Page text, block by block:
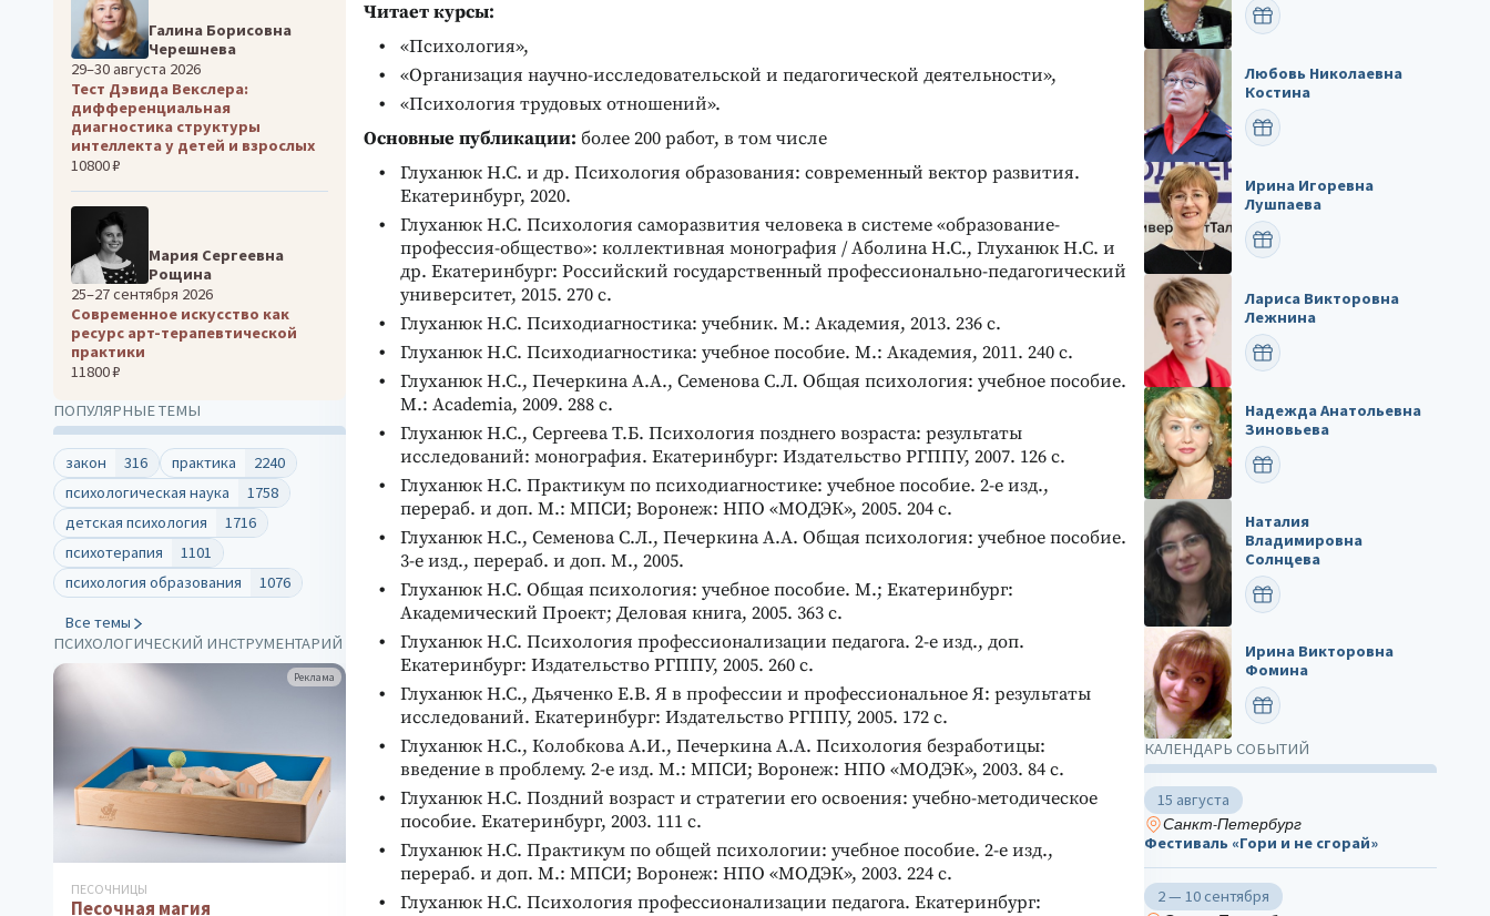
Читает курсы:
«Психология»,
«Организация научно-исследовательской и педагогической деятельности»,
«Психология трудовых отношений».
Основные публикации: более 200 работ, в том числе
Глуханюк Н.С. и др. Психология образования: современный вектор развития.
Екатеринбург, 2020.
Глуханюк Н.С. Психология саморазвития человека в системе «образование-
профессия-общество»: коллективная монография / Аболина Н.С., Глуханюк Н.С. и
др. Екатеринбург: Российский государственный профессионально-педагогический
университет, 2015. 270 с.
Глуханюк Н.С. Психодиагностика: учебник. М.: Академия, 2013. 236 с.
Глуханюк Н.С. Психодиагностика: учебное пособие. М.: Академия, 2011. 240 с.
Глуханюк Н.С., Печеркина А.А., Семенова С.Л. Общая психология: учебное пособие.
М.: Academia, 2009. 288 с.
Глуханюк Н.С., Сергеева Т.Б. Психология позднего возраста: результаты
исследований: монография. Екатеринбург: Издательство РГППУ, 2007. 126 с.
Глуханюк Н.С. Практикум по психодиагностике: учебное пособие. 2-е изд.,
перераб. и доп. М.: МПСИ; Воронеж: НПО «МОДЭК», 2005. 204 с.
Глуханюк Н.С., Семенова С.Л., Печеркина А.А. Общая психология: учебное пособие.
3-е изд., перераб. и доп. М., 2005.
Глуханюк Н.С. Общая психология: учебное пособие. М.; Екатеринбург:
Академический Проект; Деловая книга, 2005. 363 с.
Глуханюк Н.С. Психология профессионализации педагога. 2-е изд., доп.
Екатеринбург: Издательство РГППУ, 2005. 260 с.
Глуханюк Н.С., Дьяченко Е.В. Я в профессии и профессиональное Я: результаты
исследований. Екатеринбург: Издательство РГППУ, 2005. 172 с.
Глуханюк Н.С., Колобкова А.И., Печеркина А.А. Психология безработицы:
введение в проблему. 2-е изд. М.: МПСИ; Воронеж: НПО «МОДЭК», 2003. 84 с.
Глуханюк Н.С. Поздний возраст и стратегии его освоения: учебно-методическое
пособие. Екатеринбург, 2003. 111 с.
Глуханюк Н.С. Практикум по общей психологии: учебное пособие. 2-е изд.,
перераб. и доп. М.: МПСИ; Воронеж: НПО «МОДЭК», 2003. 224 с.
Глуханюк Н.С. Психология профессионализации педагога. Екатеринбург:
Галина Борисовна
Черешнева
29–30 августа 2026
Тест Дэвида Векслера:
дифференциальная
диагностика структуры
интеллекта у детей и взрослых
10800 ₽
Мария Сергеевна
Рощина
25–27 сентября 2026
Современное искусство как
ресурс арт-терапевтической
практики
11800 ₽
ПОПУЛЯРНЫЕ ТЕМЫ
закон 316 практика
2240
психологическая наука
1758
детская психология
1716
психотерапия
1101
психология образования
1076
Все темы
ПСИХОЛОГИЧЕСКИЙ ИНСТРУМЕНТАРИЙ
Реклама Реклама
ОПТИМИЗАЦИЯ ФУНКЦИОНАЛЬНОГО
Реклама
КНИГИ ПО ПСИХОЛОГИИ / АРТ-
ТЕРАПЕВТИЧЕСКИЕ КОМПЛЕКСЫ
ПОЗДРАВИТЬ
Любовь Николаевна
Костина
ПОЗДРАВИТЬ
Ирина Игоревна
Лушпаева
ПОЗДРАВИТЬ
Лариса Викторовна
Лежнина
ПОЗДРАВИТЬ
Надежда Анатольевна
Зиновьева
ПОЗДРАВИТЬ
Наталия
Владимировна
Солнцева
ПОЗДРАВИТЬ
Ирина Викторовна
Фомина
ПОЗДРАВИТЬ
КАЛЕНДАРЬ СОБЫТИЙ
15 августа
Санкт-Петербург
Фестиваль «Гори и не сгорай»
2 — 10 сентября